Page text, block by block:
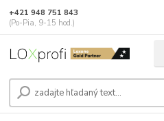
+421 948 751 843
(Po-Pia, 9-15 hod.)